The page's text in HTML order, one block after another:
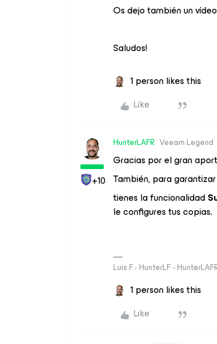
Os dejo también un
Saludos!
1 person likes this
Like
+10
HunterLAFR Veeam Legend
Gracias por el gran
También, para
tienes la funcionalidad
le configures tus copias.
Luis F.- HunterLF -
1 person likes this
Like